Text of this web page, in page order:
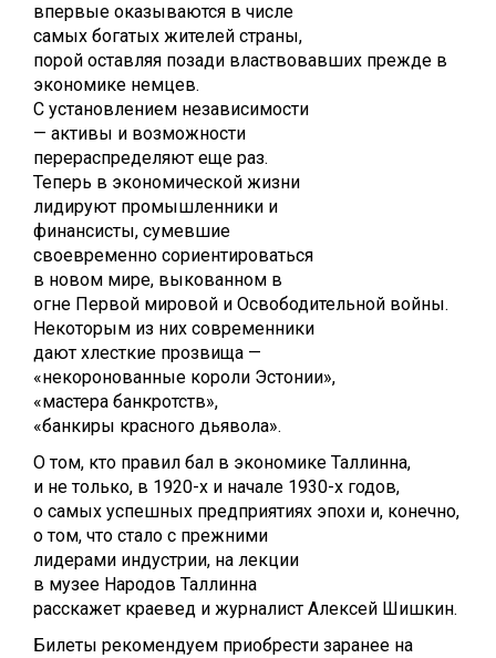
впервые оказываются в числе
самых богатых жителей страны,
порой оставляя позади властвовавших прежде в
экономике немцев.
С установлением независимости
— активы и возможности
перераспределяют еще раз.
Теперь в экономической жизни
лидируют промышленники и
финансисты, сумевшие
своевременно сориентироваться
в новом мире, выкованном в
огне Первой мировой и Освободительной войны.
Некоторым из них современники
дают хлесткие прозвища —
«некоронованные короли Эстонии»,
«мастера банкротств»,
«банкиры красного дьявола».
О том, кто правил бал в экономике Таллинна,
и не только, в 1920-х и начале 1930-х годов,
о самых успешных предприятиях эпохи и, конечно,
о том, что стало с прежними
лидерами индустрии, на лекции
в музее Народов Таллинна
расскажет краевед и журналист Алексей Шишкин.
Билеты рекомендуем приобрести заранее на